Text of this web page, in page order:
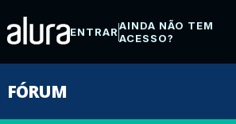
ENTRARAINDA NÃO TEM
ACESSO?
FÓRUM